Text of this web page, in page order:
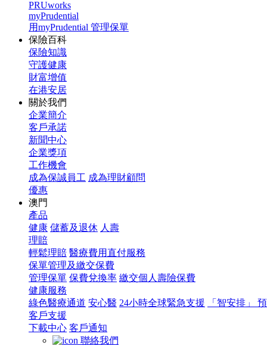
PRUworks
myPrudential
用myPrudential 管理保單
保險百科
保險知識
守護健康
財富增值
在港安居
關於我們
企業簡介
客戶承諾
新聞中心
企業獎項
工作機會
成為保誠員工 成為理財顧問
優惠
澳門
產品
健康 儲蓄及退休 人壽
理賠
輕鬆理賠 醫療費用直付服務
保單管理及繳交保費
管理保單 保費兌換率 繳交個人壽險保費
健康服務
綠色醫療通道 安心醫 24小時全球緊急支援
「智安排」
客戶支援
下載中心 客戶通知
聯絡我們